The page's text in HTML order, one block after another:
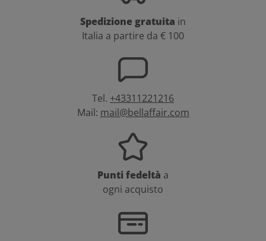
Spedizione gratuita in
Italia a partire da € 100
Tel. +43311221216
Mail: mail@bellaffair.com
Punti fedeltà a
ogni acquisto